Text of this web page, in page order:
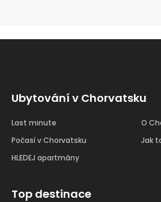
Ubytování v Chorvatsku
Last minute
Počasí v Chorvatsku
HLEDEJ apartmány
O
Jak
Top destinace